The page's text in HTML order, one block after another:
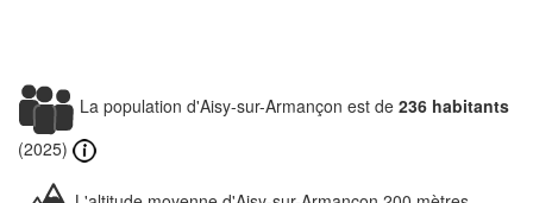
La population d'Aisy-sur-Armançon est de 236 habitants
(2025)